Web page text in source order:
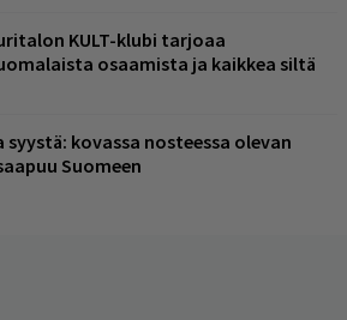
KULT-klubi tarjoaa
osaamista ja kaikkea siltä
kovassa nosteessa olevan
Suomeen